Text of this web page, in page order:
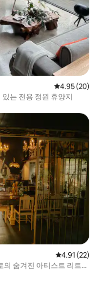
평점 4.95점(5
4.95 (20)
는 전용 정원 휴양지
평점 4.91점
4.91 (22)
숨겨진 아티스트 리트리